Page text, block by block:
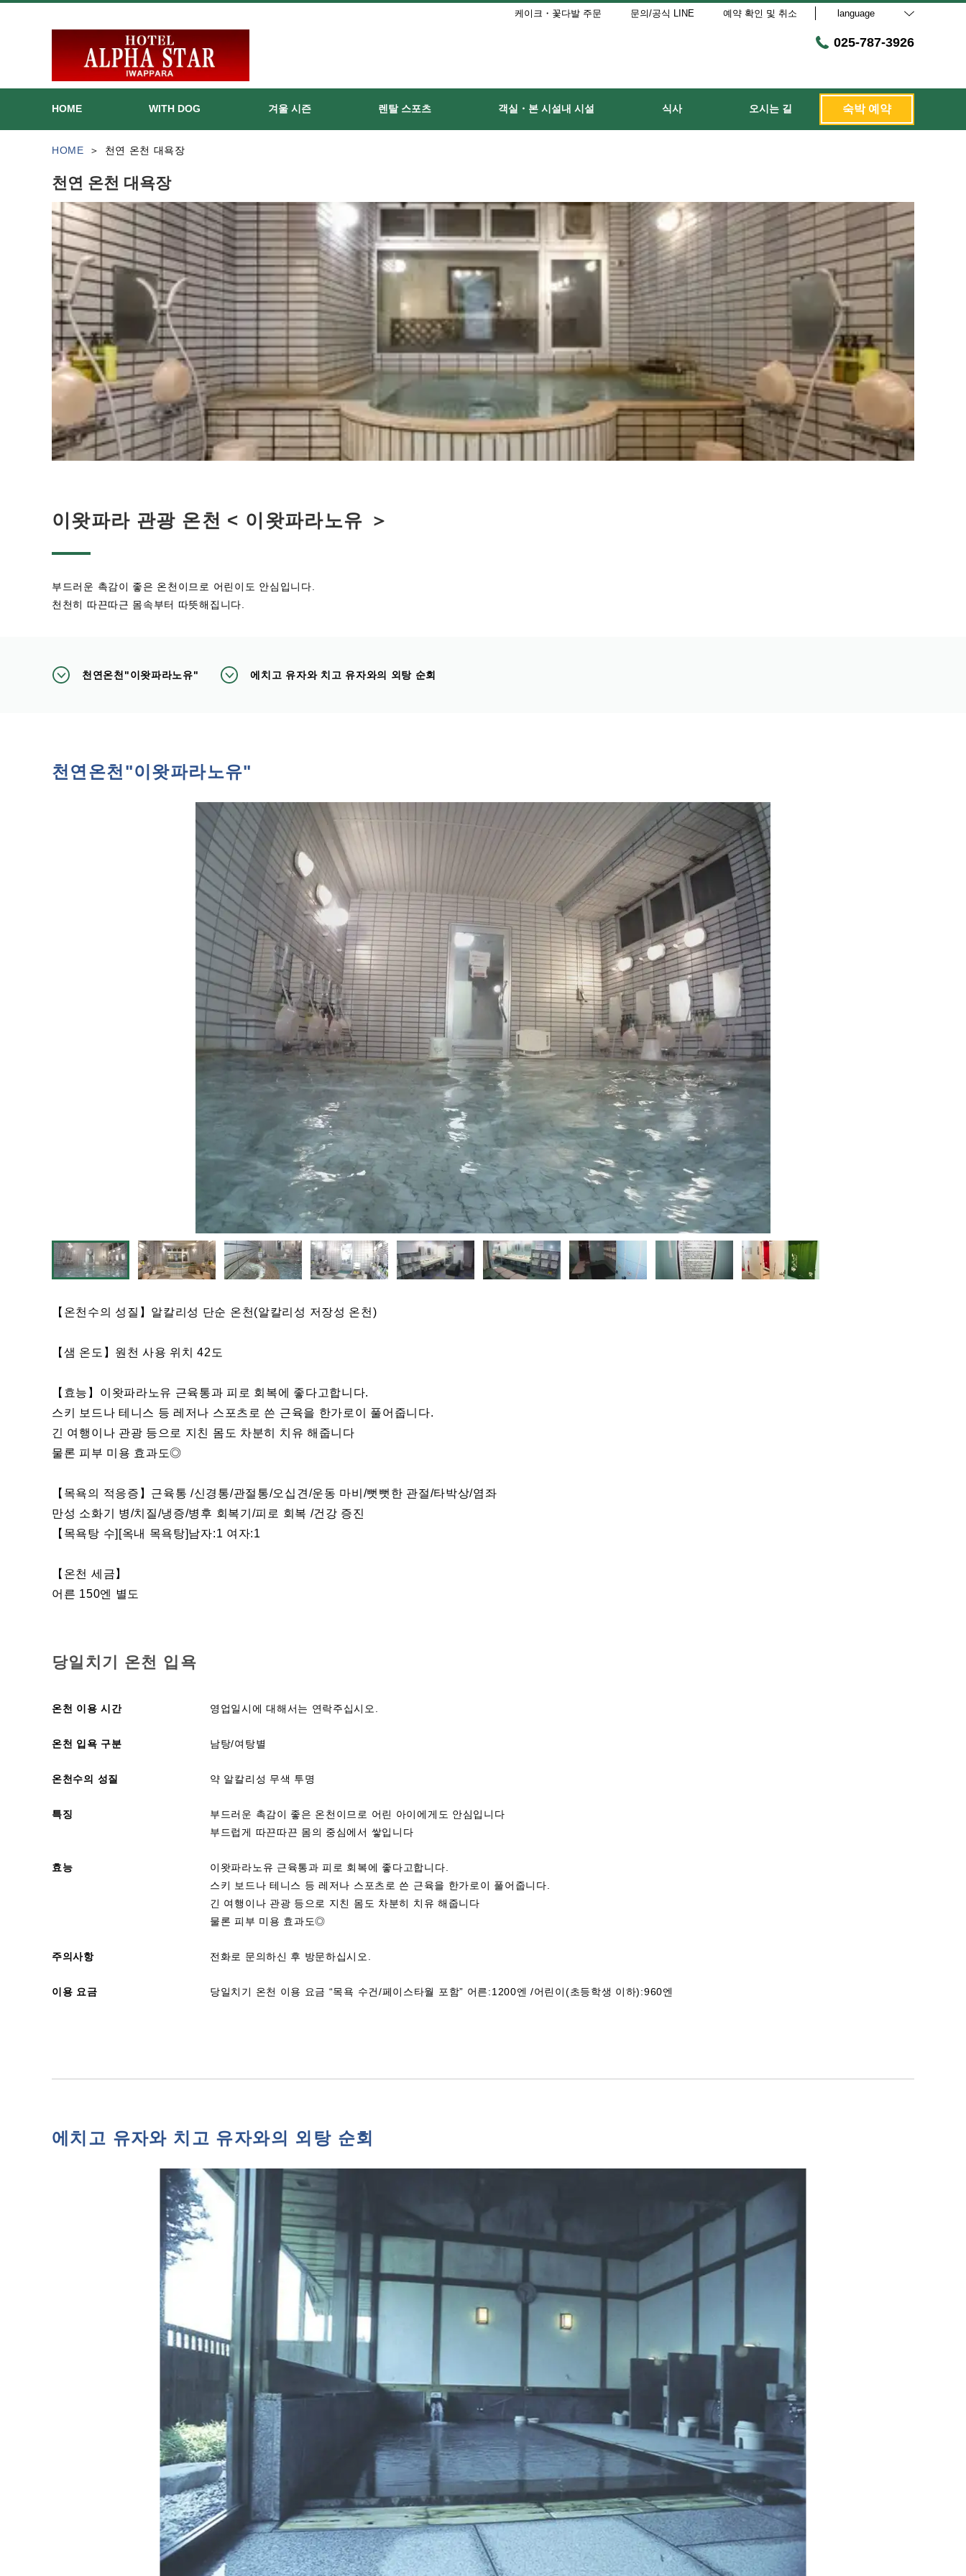
케이크・꽃다발 주문 문의/공식 LINE 예약 확인 및 취소 language
025-787-3926
HOME WITH DOG 겨울 시즌 렌탈 스포츠 객실・본 시설내 시설 식사 오시는 길 숙박 예약
HOME 천연 온천 대욕장
천연 온천 대욕장
이왓파라 관광 온천 < 이왓파라노유 ＞
부드러운 촉감이 좋은 온천이므로 어린이도 안심입니다.
천천히 따끈따근 몸속부터 따뜻해집니다.
천연온천"이왓파라노유" 에치고 유자와 치고 유자와의 외탕 순회
천연온천"이왓파라노유"
【온천수의 성질】알칼리성 단순 온천(알칼리성 저장성 온천)
【샘 온도】원천 사용 위치 42도
【효능】이왓파라노유 근육통과 피로 회복에 좋다고합니다.
스키 보드나 테니스 등 레저나 스포츠로 쓴 근육을 한가로이 풀어줍니다.
긴 여행이나 관광 등으로 지친 몸도 차분히 치유 해줍니다
물론 피부 미용 효과도◎
【목욕의 적응증】근육통 /신경통/관절통/오십견/운동 마비/뻣뻣한 관절/타박상/염좌
만성 소화기 병/치질/냉증/병후 회복기/피로 회복 /건강 증진
【목욕탕 수][옥내 목욕탕]남자:1 여자:1
【온천 세금】
어른 150엔 별도
당일치기 온천 입욕
온천 이용 시간 영업일시에 대해서는 연락주십시오.
온천 입욕 구분 남탕/여탕별
온천수의 성질 약 알칼리성 무색 투명
특징
부드러운 촉감이 좋은 온천이므로 어린 아이에게도 안심입니다
부드럽게 따끈따끈 몸의 중심에서 쌓입니다
효능
이왓파라노유 근육통과 피로 회복에 좋다고합니다.
스키 보드나 테니스 등 레저나 스포츠로 쓴 근육을 한가로이 풀어줍니다.
긴 여행이나 관광 등으로 지친 몸도 차분히 치유 해줍니다
물론 피부 미용 효과도◎
주의사항 전화로 문의하신 후 방문하십시오.
이용 요금 당일치기 온천 이용 요금 “목욕 수건/페이스타월 포함” 어른:1200엔 /어린이(초등학생 이하):960엔
에치고 유자와 치고 유자와의 외탕 순회